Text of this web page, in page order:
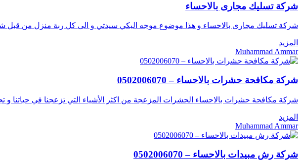
شركة تسليك مجارى بالاحساء
شركة تسليك مجارى بالاحساء و هذا موضوع موجه اليكي سيدتي و الى كل ربة منزل من قبل
المزيد
Muhammad Ammar
شركة مكافحة حشرات بالاحساء – 0502006070
شركة مكافحة حشرات بالاحساء الحشرات المزعجة من اكثر الأشياء التي تزعجنا في حياتنا و
المزيد
Muhammad Ammar
شركة رش مبيدات بالاحساء – 0502006070